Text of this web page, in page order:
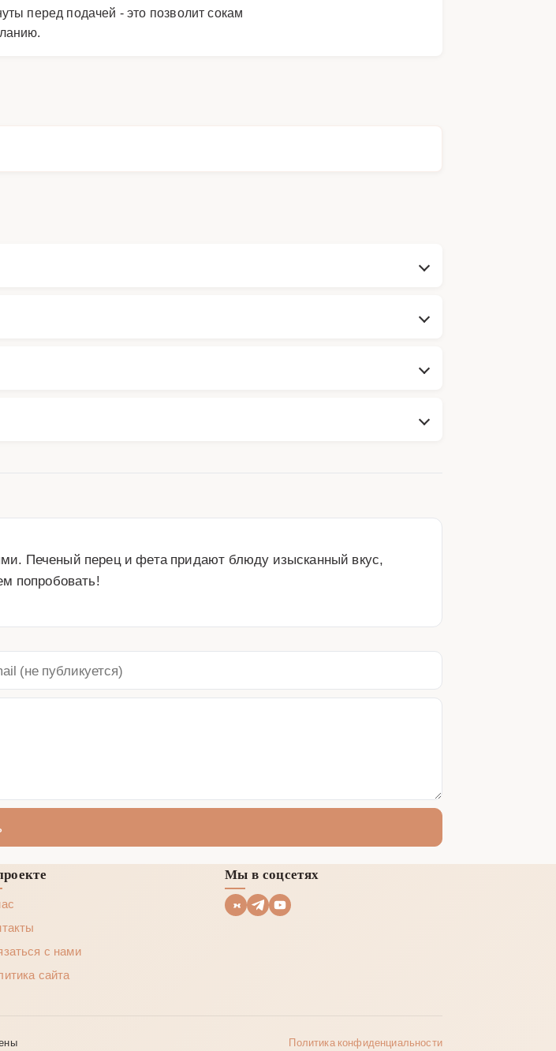
перед подачей - это позволит сокам
Печеный перец и фета придают блюду изысканный вкус,
попробовать!
с нами
сайта
Мы в соцсетях
Политика конфиденциальности